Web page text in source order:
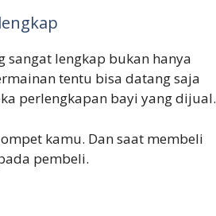
sangat lengkap bukan hanya
tentu bisa datang saja
perlengkapan bayi yang dijual.
kamu. Dan saat membeli
pembeli.